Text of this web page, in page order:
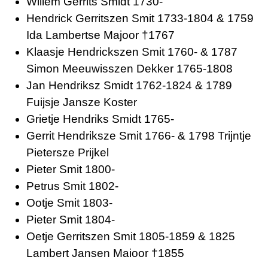
Hendrick Gerritszen Smit 1733-1804 & 1759
Ida Lambertse Majoor †1767
Klaasje Hendrickszen Smit 1760- & 1787
Simon Meeuwisszen Dekker 1765-1808
Jan Hendriksz Smidt 1762-1824 & 1789
Fuijsje Jansze Koster
Grietje Hendriks Smidt 1765-
Gerrit Hendriksze Smit 1766- & 1798 Trijntje
Pietersze Prijkel
Pieter Smit 1800-
Petrus Smit 1802-
Ootje Smit 1803-
Pieter Smit 1804-
Oetje Gerritszen Smit 1805-1859 & 1825
Lambert Jansen Majoor †1855